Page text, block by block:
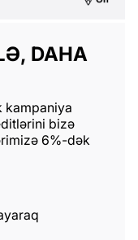
DAHA
kampaniya
bizə
6%-dək